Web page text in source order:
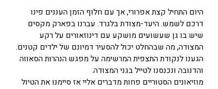
היום התחיל קצת אפרורי, אך עם חלוף הזמן העננים פינו
דרכם לשמש. היעד-מצודת בלגרד. עברנו בפארק מקסים
שיש בו גן שעשועים מושקע עם דינוזאורים על רקע
המצודה, מה שבהחלט יכול להסעיר דמיונם של ילדים קטנים.
הגענו לנקודת התצפית המרשימה על מפגש הנהרות הסאווה
והדנובה ונכנסנו לטייל בגני המצודה.
מוזיאונים הסטוריים פחות מדברים אליי אז סיימנו את הטיול